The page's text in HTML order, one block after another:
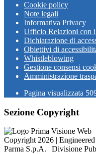
Cookie policy
Note legali
Informativa Privacy
Ufficio Relazioni con
Dichiarazione di
Obiettivi di
Whistleblowing
Gestione consensi
Amministrazione
Pagina visualizzata
Sezione Copyright
Copyright 2026 |
Parma S.p.A. | Divisione